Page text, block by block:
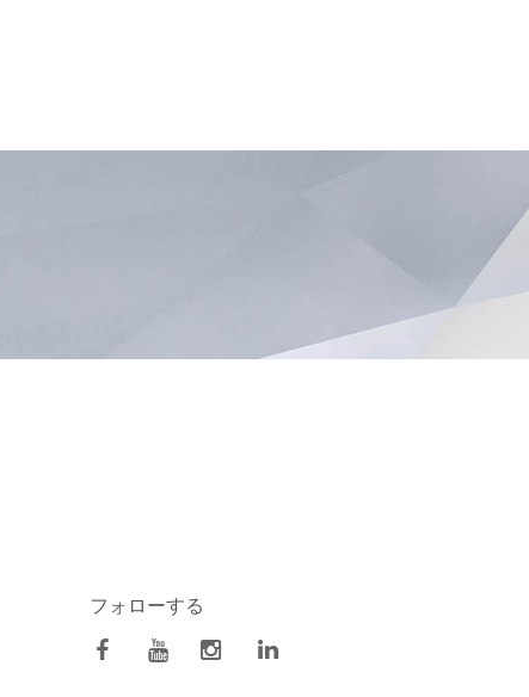
フォローする
facebookYoutubeInstagram